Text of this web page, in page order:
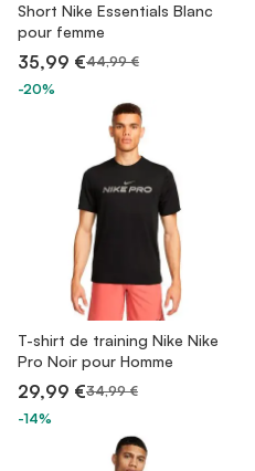
Short Nike Essentials Blanc
pour femme
35,99 €44,99 €
-20%
T-shirt de training Nike Nike
Pro Noir pour Homme
29,99 €34,99 €
-14%